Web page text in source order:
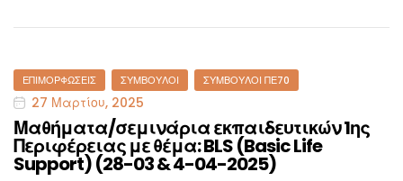
Categories
ΕΠΙΜΟΡΦΏΣΕΙΣ ΣΎΜΒΟΥΛΟΙ ΣΎΜΒΟΥΛΟΙ ΠΕ70
27 Μαρτίου, 2025
Μαθήματα/σεμινάρια εκπαιδευτικών 1ης
Περιφέρειας με θέμα: BLS (Basic Life
Support) (28-03 & 4-04-2025)